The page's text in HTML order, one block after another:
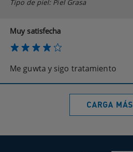
Tipo de piel: Piel Grasa
Muy satisfecha
Me guwta y sigo tratamiento
CARGA MÁS